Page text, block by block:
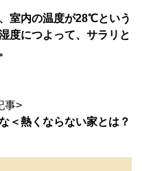
室内の温度が28℃という
度につよって、サラリと
事>
＜熱くならない家とは？